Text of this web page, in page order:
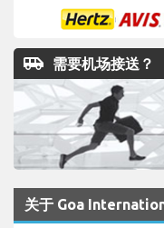
airport_shuttle 需要机场接送？
关于 Goa